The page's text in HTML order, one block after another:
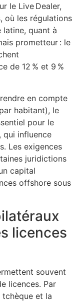
le Live Dealer,
où les régulations
latine, quant à
prometteur : le
de 12 % et 9 %
en compte
habitant), le
pour le
qui influence
Les exigences
juridictions
capital
offshore sous
licences
souvent
licences. Par
et la